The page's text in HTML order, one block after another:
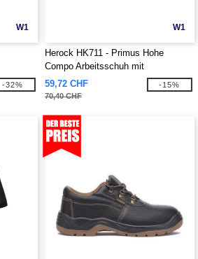
W1
-32%
W1
Herock HK711 - Primus Hohe
Compo Arbeitsschuh mit
Schutzkappe
59,72 CHF
70,40 CHF
-15%